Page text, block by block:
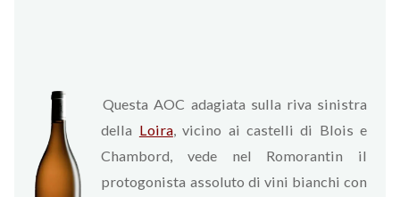
Questa AOC adagiata sulla riva sinistra
della Loira, vicino ai castelli di Blois e
Chambord, vede nel Romorantin il
protogonista assoluto di vini bianchi con